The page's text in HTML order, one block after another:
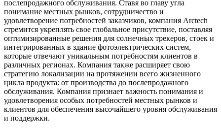
послепродажного обслуживания. Ставя во главу угла
понимание местных рынков, сотрудничество и
удовлетворение потребностей заказчиков, компания Arctech
стремится укреплять свое глобальное присутствие, поставляя
оптимизированные решения для солнечных трекеров, стоек и
интегрированных в здание фотоэлектрических систем,
которые отвечают уникальным потребностям клиентов в
различных регионах. Компания также расширяет свою
стратегию локализации на протяжении всего жизненного
цикла продукта: от производства до послепродажного
обслуживания. Компания признает важность понимания и
удовлетворения особых потребностей местных рынков и
клиентов для обеспечения высочайшего уровня обслуживания
и поддержки.